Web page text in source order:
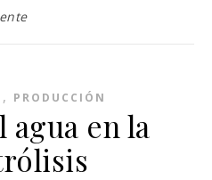
, PRODUCCIÓN
agua en la